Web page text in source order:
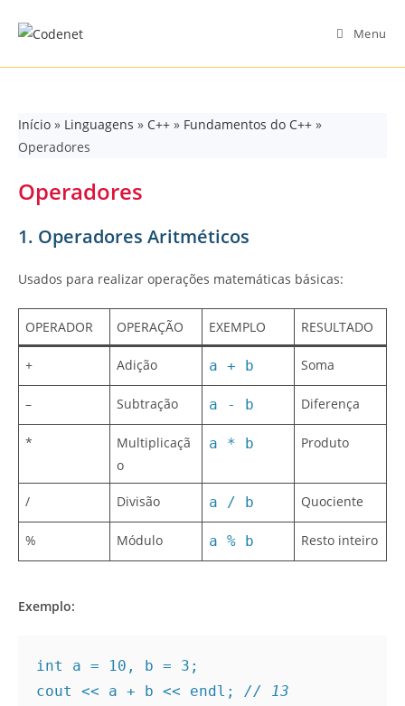
Menu
Início » Linguagens » C++ » Fundamentos do C++ »
Operadores
Operadores
1. Operadores Aritméticos
Usados para realizar operações matemáticas básicas:
OPERADOR OPERAÇÃO EXEMPLO RESULTADO
+ Adição a + b Soma
– Subtração a - b Diferença
*
Multiplicaçã
o
a * b Produto
/ Divisão a / b Quociente
% Módulo a % b Resto inteiro
Exemplo:
int a = 10, b = 3;
cout << a + b << endl; // 13